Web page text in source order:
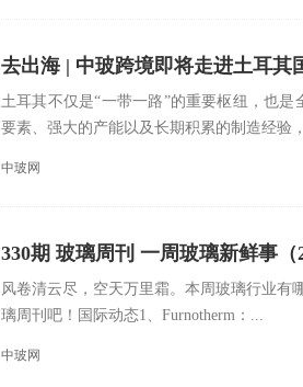
去出海 | 中玻跨境即将走进土耳其
土耳其不仅是“一带一路”的重要枢纽，也
要素、强大的产能以及长期积累的制造经验
中玻网
330期 玻璃周刊 一周玻璃新鲜事（
风卷清云尽，空天万里霜。本周玻璃行业有
璃周刊吧！国际动态1、Furnotherm：...
中玻网